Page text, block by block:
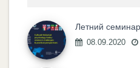
Летний
08.09.2020